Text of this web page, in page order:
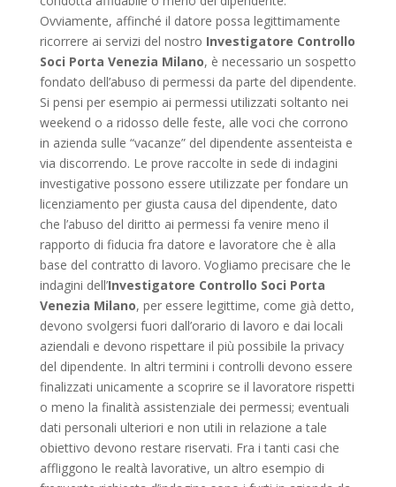
Ovviamente, affinché il datore possa legittimamente
ricorrere ai servizi del nostro Investigatore Controllo
Soci Porta Venezia Milano, è necessario un sospetto
fondato dell’abuso di permessi da parte del dipendente.
Si pensi per esempio ai permessi utilizzati soltanto nei
weekend o a ridosso delle feste, alle voci che corrono
in azienda sulle “vacanze” del dipendente assenteista e
via discorrendo. Le prove raccolte in sede di indagini
investigative possono essere utilizzate per fondare un
licenziamento per giusta causa del dipendente, dato
che l’abuso del diritto ai permessi fa venire meno il
rapporto di fiducia fra datore e lavoratore che è alla
base del contratto di lavoro. Vogliamo precisare che le
indagini dell’Investigatore Controllo Soci Porta
Venezia Milano, per essere legittime, come già detto,
devono svolgersi fuori dall’orario di lavoro e dai locali
aziendali e devono rispettare il più possibile la privacy
del dipendente. In altri termini i controlli devono essere
finalizzati unicamente a scoprire se il lavoratore rispetti
o meno la finalità assistenziale dei permessi; eventuali
dati personali ulteriori e non utili in relazione a tale
obiettivo devono restare riservati. Fra i tanti casi che
affliggono le realtà lavorative, un altro esempio di